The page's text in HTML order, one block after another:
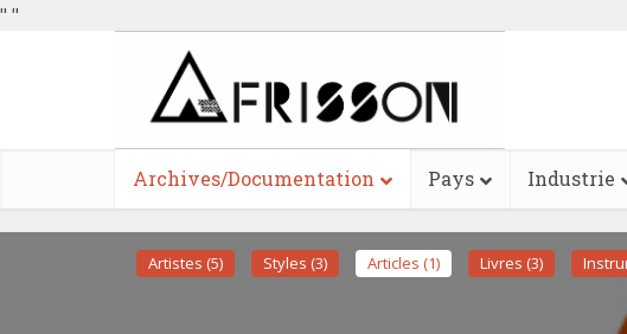
" "
Archives/Documentation Pays Industrie
Artistes (5) Styles (3) Articles (1) Livres (3)